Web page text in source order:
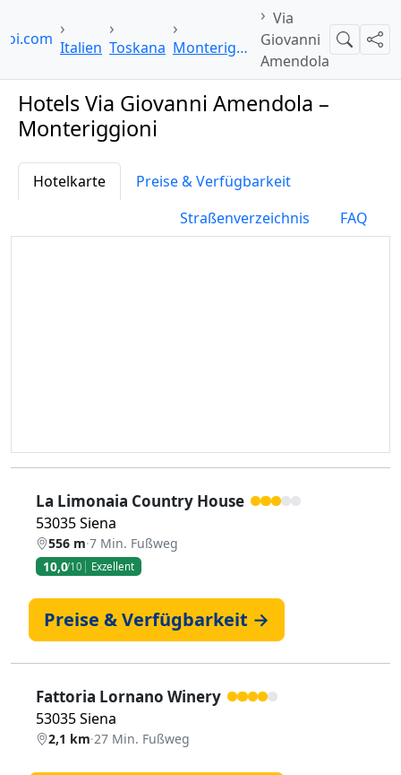
Italien Toskana Monteriggioni
Via
Giovanni
Amendola
Suche
Hotels Via Giovanni Amendola –
Monteriggioni
Hotelkarte
Preise & Verfügbarkeit
Straßenverzeichnis
FAQ
La Limonaia Country House
53035 Siena
556 m·7 Min. Fußweg
10,0/10 Exzellent
Preise & Verfügbarkeit →
Fattoria Lornano Winery
53035 Siena
2,1 km·27 Min. Fußweg